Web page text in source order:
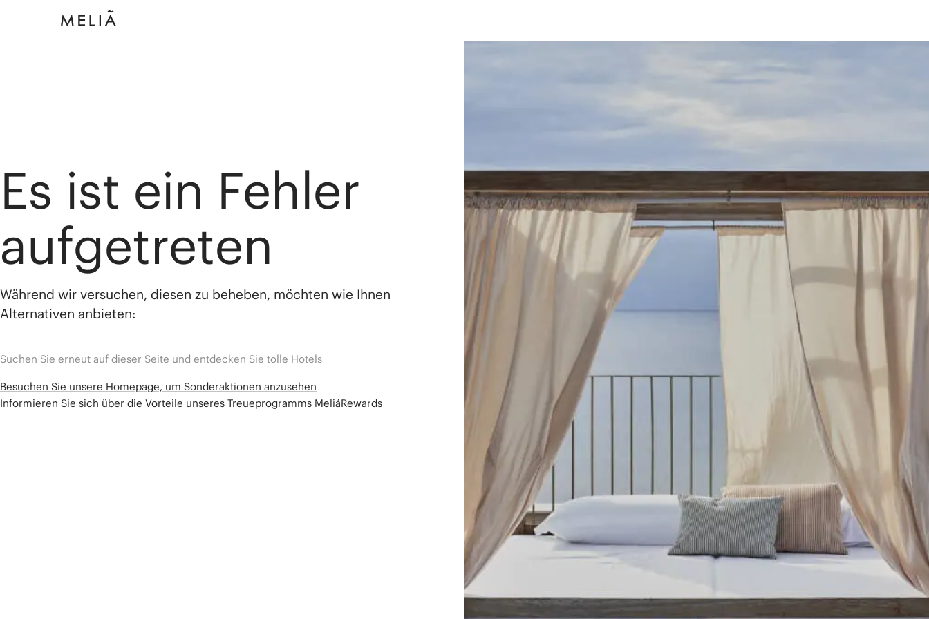
Es ist ein Fehler
aufgetreten
Während wir versuchen, diesen zu beheben, möchten wie Ihnen
Alternativen anbieten:
Suchen Sie erneut auf dieser Seite und entdecken Sie tolle Hotels
Besuchen Sie unsere Homepage, um Sonderaktionen anzusehen
Informieren Sie sich über die Vorteile unseres Treueprogramms MeliáRewards